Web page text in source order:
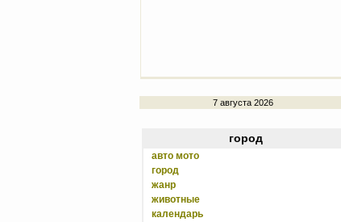
7 августа 2026
город
авто мото
город
жанр
животные
календарь